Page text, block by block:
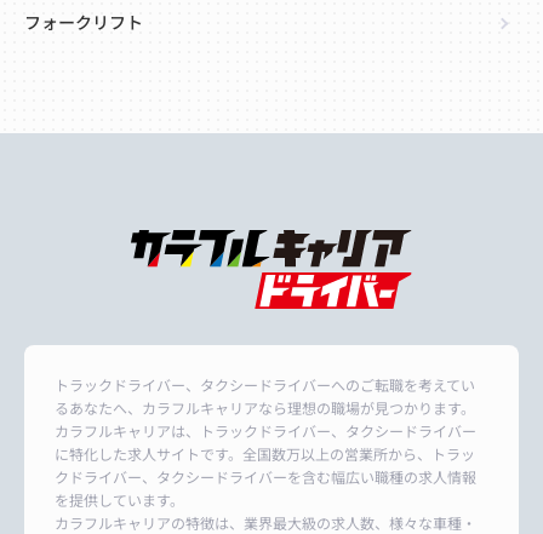
フォークリフト
トラックドライバー、タクシードライバーへのご転職を考えてい
るあなたへ、カラフルキャリアなら理想の職場が見つかります。
カラフルキャリアは、トラックドライバー、タクシードライバー
に特化した求人サイトです。全国数万以上の営業所から、トラッ
クドライバー、タクシードライバーを含む幅広い職種の求人情報
を提供しています。
カラフルキャリアの特徴は、業界最大級の求人数、様々な車種・